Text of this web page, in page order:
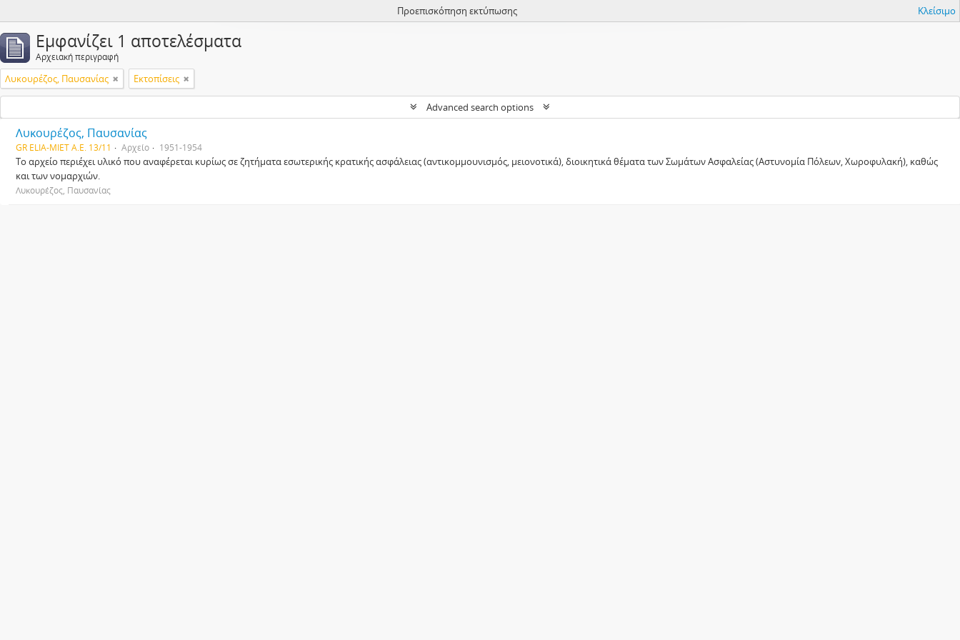
Προεπισκόπηση εκτύπωσης Κλείσιμο
Εμφανίζει 1 αποτελέσματα
Αρχειακή περιγραφή
Λυκουρέζος, Παυσανίας Εκτοπίσεις
Advanced search options
Λυκουρέζος, Παυσανίας
GR ELIA-MIET A.E. 13/11 Αρχείο 1951-1954
Το αρχείο περιέχει υλικό που αναφέρεται κυρίως σε ζητήματα εσωτερικής κρατικής ασφάλειας (αντικομμουνισμός, μειονοτικά), διοικητικά θέματα των Σωμάτων Ασφαλείας (Αστυνομία Πόλεων, Χωροφυλακή), καθώς
και των νομαρχιών.
Λυκουρέζος, Παυσανίας